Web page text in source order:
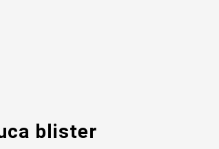
blister